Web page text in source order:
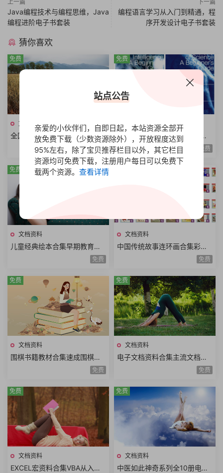
上一篇
Java编程技术与编程思维，Java
编程进阶电子书套装
下一篇
编程语言学习从入门到精通，程
序开发设计电子书套装
猜你喜欢
文档资料
全国一级建造师职业资格考试
用书资料合集2024年版本PDF
电子版全6册
免费
免费
文档资料
人人该懂科普系列丛书法庭科
学克隆技术科学哲学启蒙运动
扫描电子版本共9册
免费
免费
文档资料
儿童经典绘本合集早期教育儿
童读物绘画文字讲故事图画书P
免费
免费
文档资料
中国传统故事连环画合集彩楼
记长坂坡卖油郎穆桂英望江亭
免费
文档资料
围棋书籍教材合集速成围棋书
籍大全围棋实战技巧手册围棋
系列讲座丛书围棋现代技艺丛
书
免费
免费
文档资料
电子文档资料合集主流文档格
式不同文档内容pdf文档word
免费
免费
文档资料
EXCEL宏资料合集VBA从入门
免费
文档资料
中医如此神奇系列全10册电子
免费
站点公告
亲爱的小伙伴们，自即日起，本站资源全部开
放免费下载（少数资源除外），开放程度达到
95%左右，除了宝贝推荐栏目以外，其它栏目
资源均可免费下载，注册用户每日可以免费下
载两个资源。 查看详情